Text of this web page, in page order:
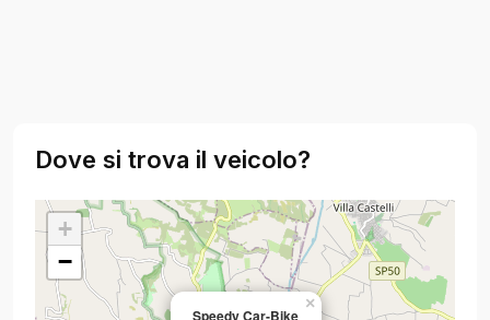
Dove si trova il veicolo?
Speedy Car-Bike
×
+
−